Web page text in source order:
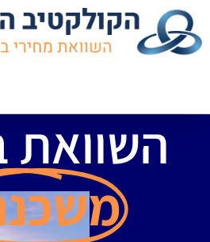
השוואת